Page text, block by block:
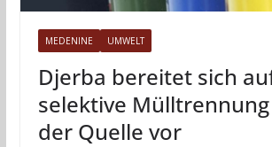
MEDENINE UMWELT
Djerba bereitet sich
selektive
der Quelle vor